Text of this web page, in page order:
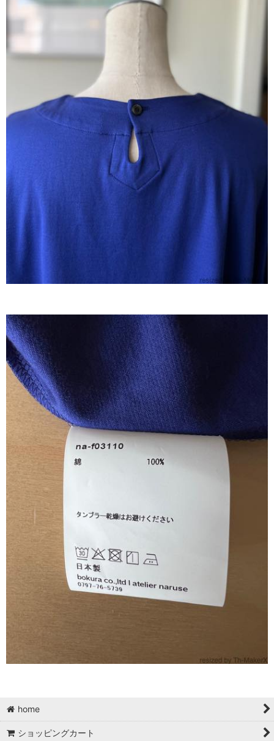
home
ショッピングカート